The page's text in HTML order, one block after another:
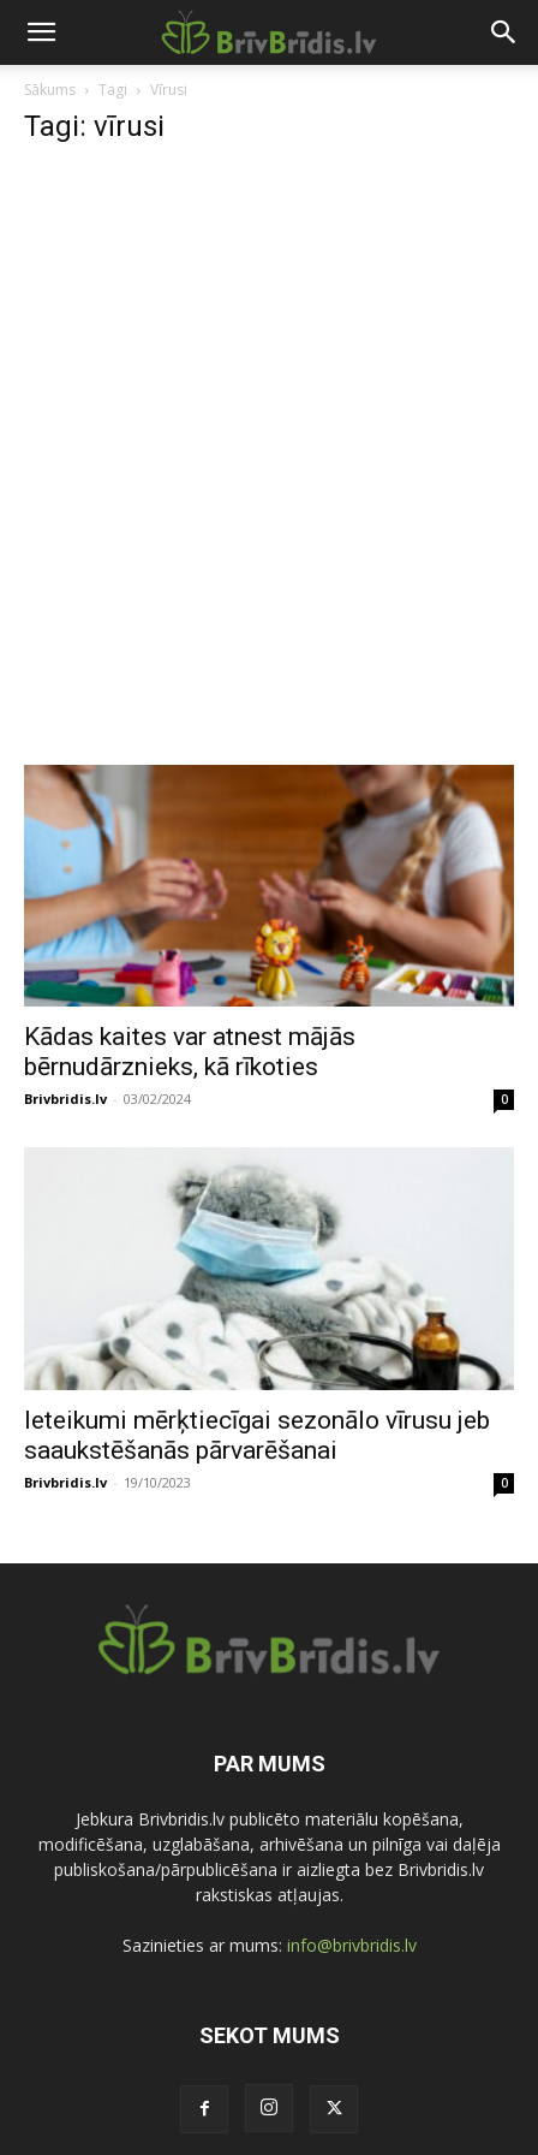
Sākums Tagi Vīrusi
Tagi: vīrusi
Kādas kaites var atnest mājās
bērnudārznieks, kā rīkoties
Brivbridis.lv - 03/02/2024 0
Ieteikumi mērķtiecīgai sezonālo vīrusu jeb
saaukstēšanās pārvarēšanai
Brivbridis.lv - 19/10/2023 0
PAR MUMS
Jebkura Brivbridis.lv publicēto materiālu kopēšana,
modificēšana, uzglabāšana, arhivēšana un pilnīga vai daļēja
publiskošana/pārpublicēšana ir aizliegta bez Brivbridis.lv
rakstiskas atļaujas.
Sazinieties ar mums: info@brivbridis.lv
SEKOT MUMS